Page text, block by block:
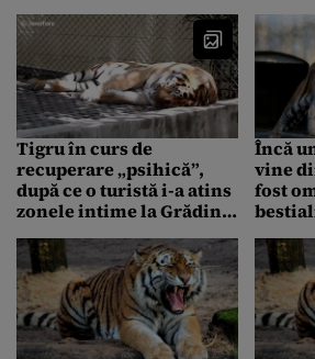
Tigru în curs de
recuperare „psihică”,
după ce o turistă i-a atins
zonele intime la Grădina
Încă
vine
fost
–